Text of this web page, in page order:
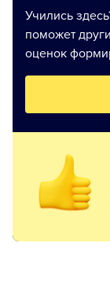
Учились
поможет
оценок